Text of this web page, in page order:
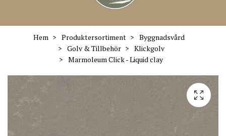
Hem Produktersortiment
Byggnadsvård
Golv & Tillbehör
Klickgolv
Marmoleum Click - Liquid clay